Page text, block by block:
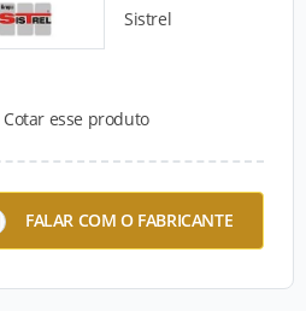
Sistrel
Cotar esse produto
FALAR COM O FABRICANTE